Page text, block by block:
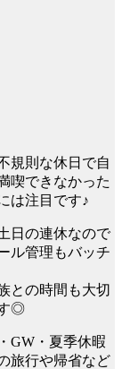
規則な休日で自
喫できなかった
は注目です♪
日の連休なので
ル管理もバッチ
との時間も大切
◎
GW・夏季休暇
旅行や帰省など